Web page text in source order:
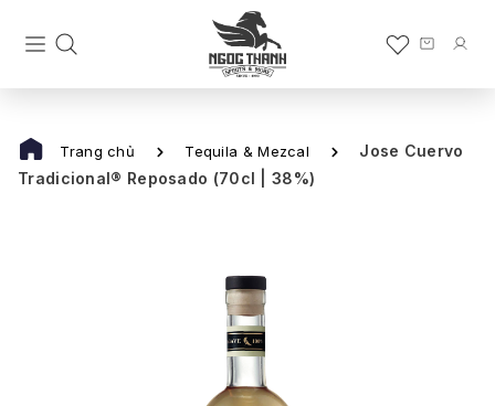
Trang chủ Tequila & Mezcal
Jose Cuervo
Tradicional® Reposado (70cl | 38%)